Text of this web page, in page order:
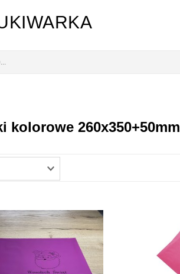
kolorowe 260x350+50mm